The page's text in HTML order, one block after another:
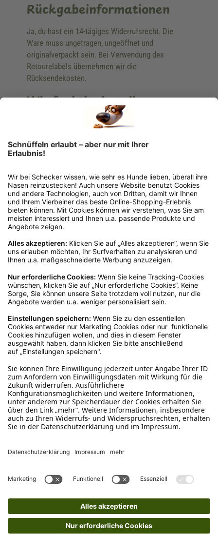
Rückgabeinformationen
Ja, du hast ein 14-tägiges Widerrufsrecht. Die
Ware muss ungetragen, ungeöffnet und
originalverpackt sein. Bei Verwendung des
Retourelabels übernehmen wir die
Rücksendekosten.
Wie funktioniert die
Rücksendung?
Bitte fülle das Rücksendeformular aus. Dieses
findest du online. Verpacke die Artikel
Rücksendeetikett auf das Paket. Dieses kannst du
dir in deinem Kundenkonto anfordern. Hast du als
Gast bestellt, schreibe uns eine Email an
verkauf@schecker.de oder rufe zu unseren
Servicezeiten an, dann lassen wir dir ein
Mo – Fr 9 – 17 Uhr, Sa 9 – 13 Uhr
Ruf uns an
Schreibe uns
verkauf@schecker.de
WhatsApp Support
Tritt unserem Newsletter bei
Mehr von uns